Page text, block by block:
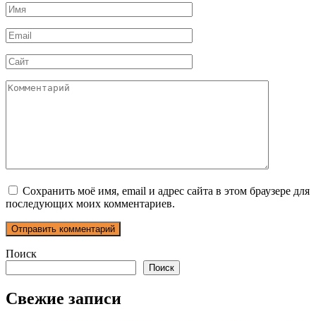
Имя
*
Email
*
Сайт
Комментарий
Сохранить моё имя, email и адрес сайта в этом браузере для
последующих моих комментариев.
Поиск
Поиск
Свежие записи